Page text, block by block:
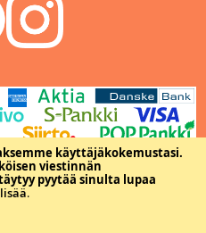
käyttäjäkokemustasi.
viestinnän
pyytää sinulta lupaa
.
seurain valtuuskunta